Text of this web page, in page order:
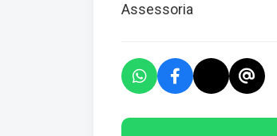
Assessoria